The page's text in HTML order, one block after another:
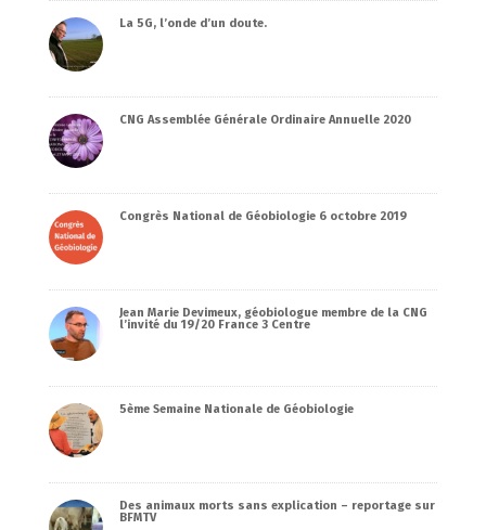
La 5G, l’onde d’un doute.
CNG Assemblée Générale Ordinaire Annuelle 2020
Congrès National de Géobiologie 6 octobre 2019
Jean Marie Devimeux, géobiologue membre de la CNG
l’invité du 19/20 France 3 Centre
5ème Semaine Nationale de Géobiologie
Des animaux morts sans explication – reportage sur
BFMTV